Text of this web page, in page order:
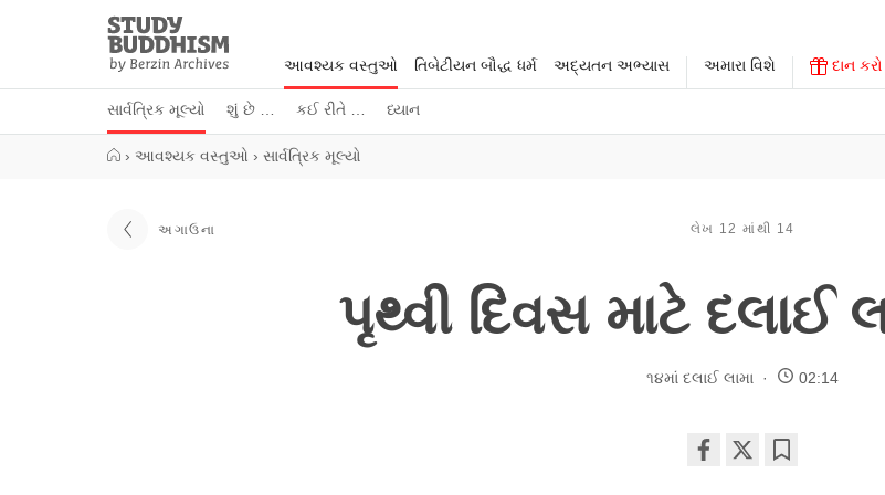
Study
Buddhism
Home
આવશ્યક વસ્તુઓ
સાર્વત્રિક મૂલ્યો શું છે … કઈ રીતે … ધ્યાન
તિબેટીયન બૌદ્ધ ધર્મ અદ્યતન અભ્યાસ અમારા વિશે દાન કરો
› આવશ્યક વસ્તુઓ › સાર્વત્રિક મૂલ્યો
અગાઉના લેખ 12 માંથી 14
પૃથ્વી દિવસ માટે દલાઈ
૧૪માં દલાઈ લામા 02:14